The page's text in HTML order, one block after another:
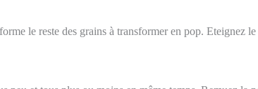
le reste des grains à transformer en pop. Eteignez